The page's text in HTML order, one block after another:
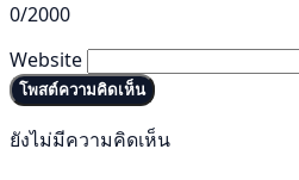
0/2000
Website
โพสต์ความคิดเห็น
ยังไม่มีความคิดเห็น